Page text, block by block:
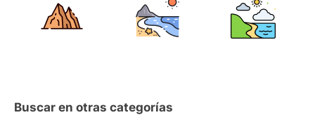
Buscar en otras categorías